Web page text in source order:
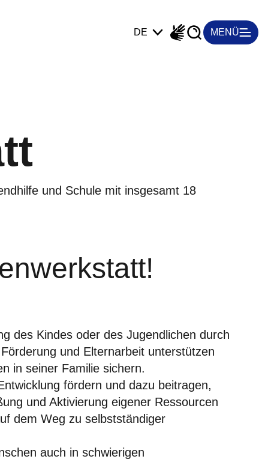
DE Barrierefreiheit
SucheMENÜ
und Schule mit insgesamt 18
des Kindes oder des Jugendlichen durch
und Elternarbeit unterstützen
in seiner Familie sichern.
fördern und dazu beitragen,
und Aktivierung eigener Ressourcen
dem Weg zu selbstständiger
auch in schwierigen